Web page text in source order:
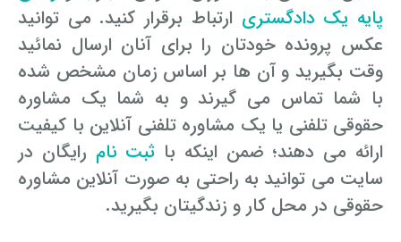
پایه یک دادگستری ارتباط برقرار کنید. می توانید
عکس پرونده خودتان را برای آنان ارسال نمائید
وقت بگیرید و آن ها بر اساس زمان مشخص شده
با شما تماس می گیرند و به شما یک مشاوره
حقوقی تلفنی یا یک مشاوره تلفنی آنلاین با کیفیت
ارائه می دهند؛ ضمن اینکه با ثبت نام رایگان در
سایت می توانید به راحتی به صورت آنلاین مشاوره
حقوقی در محل کار و زندگیتان بگیرید.